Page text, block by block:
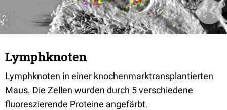
Lymphknoten
Lymphknoten in einer knochenmarktransplantierten
Maus. Die Zellen wurden durch 5 verschiedene
fluoreszierende Proteine angefärbt.